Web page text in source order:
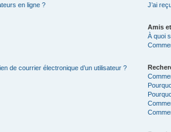
en ligne ?
de courrier électronique d’un utilisateur ?
J’ai
Amis
À quoi